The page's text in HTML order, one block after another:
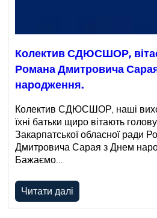
Колектив СДЮСШОР,
Романа Дмитровича
народження.
Колектив СДЮСШОР, наші
їхні батьки щиро вітають голову
Закарпатської обласної ради
Дмитровича Сарая з Днем
Бажаємо…
Читати далі